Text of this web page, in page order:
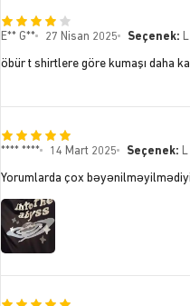
E** G** 27 Nisan 2025 Seçenek: L
öbür t shirtlere göre kumaşı daha
**** **** 14 Mart 2025 Seçenek: L
Yorumlarda çox